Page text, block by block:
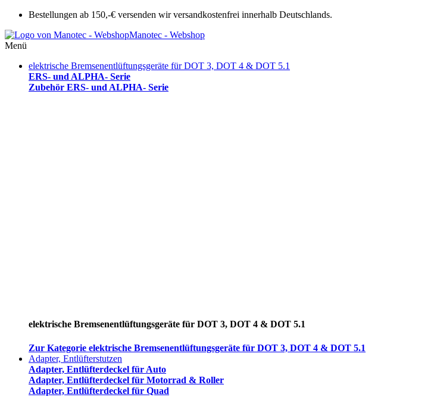
Bestellungen ab 150,-€ versenden wir versandkostenfrei innerhalb Deutschlands.
Manotec - Webshop
Menü
elektrische Bremsenentlüftungsgeräte für DOT 3, DOT 4 & DOT 5.1
ERS- und ALPHA- Serie
Zubehör ERS- und ALPHA- Serie
elektrische Bremsenentlüftungsgeräte für DOT 3, DOT 4 & DOT 5.1
Zur Kategorie elektrische Bremsenentlüftungsgeräte für DOT 3, DOT 4 & DOT 5.1
Adapter, Entlüfterstutzen
Adapter, Entlüfterdeckel für Auto
Adapter, Entlüfterdeckel für Motorrad & Roller
Adapter, Entlüfterdeckel für Quad